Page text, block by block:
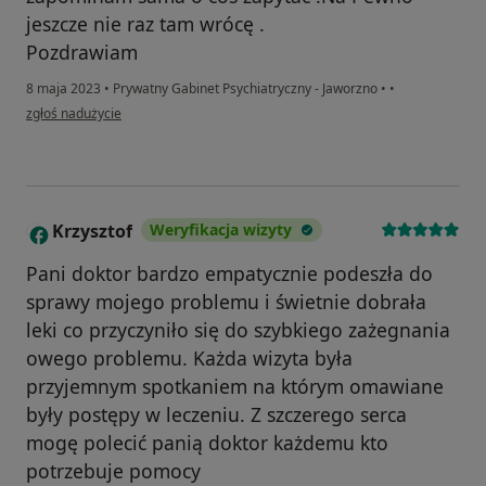
jeszcze nie raz tam wrócę .
Pozdrawiam
8 maja 2023 • Prywatny Gabinet Psychiatryczny - Jaworzno • •
w opinii użytkownika Agnieszka
zgłoś nadużycie
K Krzysztof Weryfikacja wizyty
Pani doktor bardzo empatycznie podeszła do
sprawy mojego problemu i świetnie dobrała
leki co przyczyniło się do szybkiego zażegnania
owego problemu. Każda wizyta była
przyjemnym spotkaniem na którym omawiane
były postępy w leczeniu. Z szczerego serca
mogę polecić panią doktor każdemu kto
potrzebuje pomocy